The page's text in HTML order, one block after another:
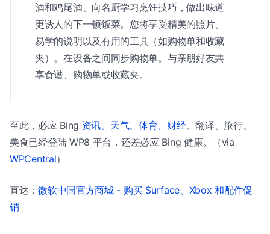
酒和鸡尾酒、向名厨学习烹饪技巧，做出味道
更诱人的下一顿饭菜。您将享受精美的照片、
易学的说明以及有用的工具（如购物单和收藏
夹）。在设备之间同步购物单。与亲朋好友共
享食谱、购物单或收藏夹。
至此，必应 Bing 资讯、天气、体育、财经、翻译、旅行、
美食已经登陆 WP8 平台，还差必应 Bing 健康。（via
WPCentral）
直达：微软中国官方商城 - 购买 Surface、Xbox 和配件促
销